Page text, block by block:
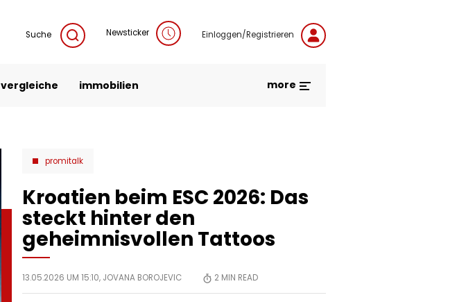
Suche Newsticker Einloggen/Registrieren
vergleiche immobilien more
promitalk
Kroatien beim ESC 2026: Das
steckt hinter den
geheimnisvollen Tattoos
13.05.2026 UM 15:10, JOVANA BOROJEVIC 2 MIN READ